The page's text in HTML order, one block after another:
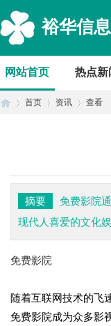
裕华信
网站首页 热点新
首页 资讯 查看
摘要
免费影院
现代人喜爱的文化娱
免费影院
随着互联网技术的飞
免费影院成为众多影